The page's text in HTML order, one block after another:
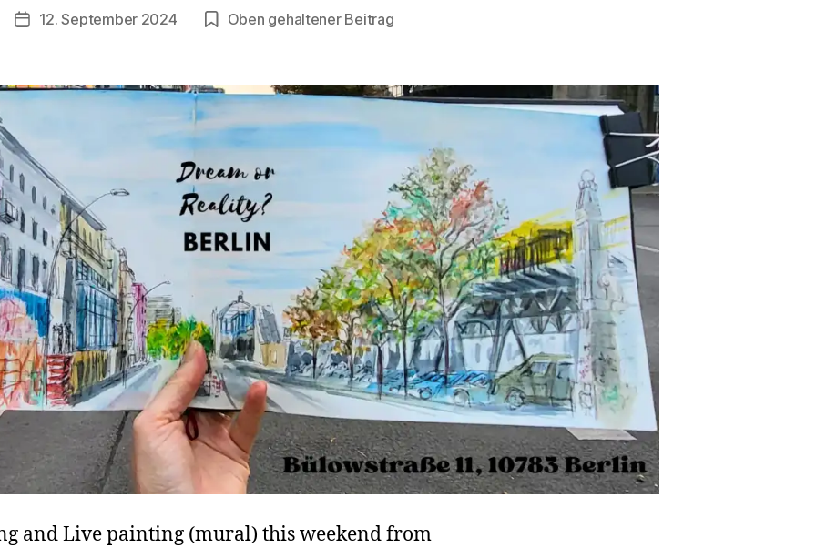
Beitragsautor
i
2
1
3
Veröffentlichungsdatum
12. September 2024 Oben gehaltener Beitrag
and Live painting (mural) this weekend from